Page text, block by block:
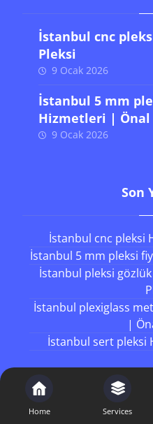
İstanbul cnc
Pleksi
9 Ocak 2026
İstanbul 5 mm
Hizmetleri | Önal
9 Ocak 2026
Son
İstanbul cnc pleksi
İstanbul 5 mm pleksi
İstanbul pleksi
İstanbul plexiglass
|
İstanbul sert pleksi
Home Services